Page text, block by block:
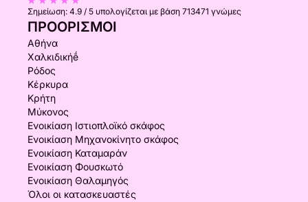
Σημείωση: 4.9 / 5 υπολογίζεται με βάση 713471 γνώμες
ΠΡΟΟΡΙΣΜΟΊ
Αθήνα
Χαλκιδικήḗ
Ρόδος
Κέρκυρα
Κρήτη
Μύκονος
Ενοικίαση Ιστιοπλοϊκό σκάφος
Ενοικίαση Μηχανοκίνητο σκάφος
Ενοικίαση Καταμαράν
Ενοικίαση Φουσκωτό
Ενοικίαση Θαλαμηγός
Όλοι οι κατασκευαστές